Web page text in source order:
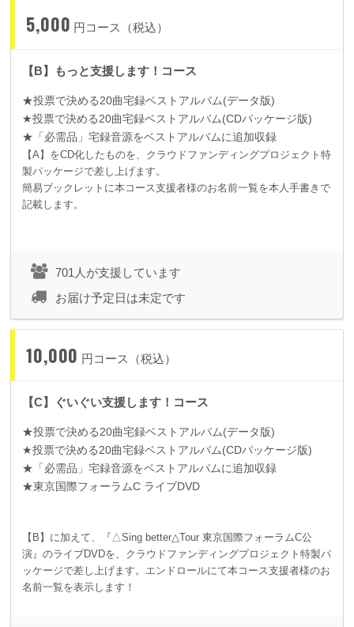
5,000 円コース（税込）
【B】もっと支援します！コース
★投票で決める20曲宅録ベストアルバム(データ版)
★投票で決める20曲宅録ベストアルバム(CDパッケージ版)
★「必需品」宅録音源をベストアルバムに追加収録
【A】をCD化したものを、クラウドファンディングプロジェクト特
製パッケージで差し上げます。
簡易ブックレットに本コース支援者様のお名前一覧を本人手書きで
記載します。
701人が支援しています
お届け予定日は未定です
10,000 円コース（税込）
【C】ぐいぐい支援します！コース
★投票で決める20曲宅録ベストアルバム(データ版)
★投票で決める20曲宅録ベストアルバム(CDパッケージ版)
★「必需品」宅録音源をベストアルバムに追加収録
★東京国際フォーラムC ライブDVD
【B】に加えて、『△Sing better△Tour 東京国際フォーラムC公
演』のライブDVDを、クラウドファンディングプロジェクト特製パ
ッケージで差し上げます。エンドロールにて本コース支援者様のお
名前一覧を表示します！